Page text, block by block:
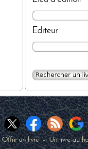
Editeur
Offrir un livre-Un livre au